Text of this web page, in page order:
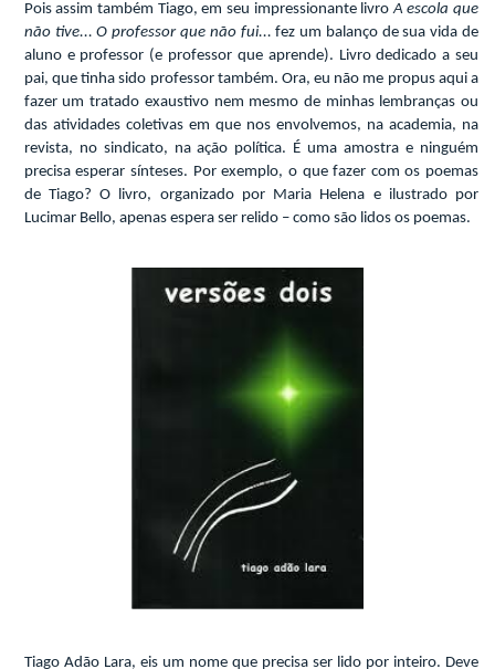
Pois assim também Tiago, em seu impressionante livroA escola que
não tive... O professor que não fui...fez um balanço de sua vida de
aluno e professor (e professor que aprende). Livro dedicado a seu
pai, que tinha sido professor também. Ora, eu não me propus aqui a
fazer um tratado exaustivo nem mesmo de minhas lembranças ou
das atividades coletivas em que nos envolvemos, na academia, na
revista, no sindicato, na ação política. É uma amostra e ninguém
precisa esperar sínteses. Por exemplo, o que fazer com os poemas
de Tiago? O livro, organizado por Maria Helena e ilustrado por
Lucimar Bello, apenas espera ser relido – como são lidos os poemas.
Tiago Adão Lara, eis um nome que precisa ser lido por inteiro. Deve